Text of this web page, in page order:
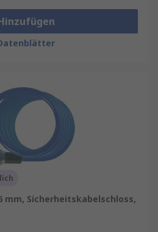
mm, Sicherheitskabelschloss,